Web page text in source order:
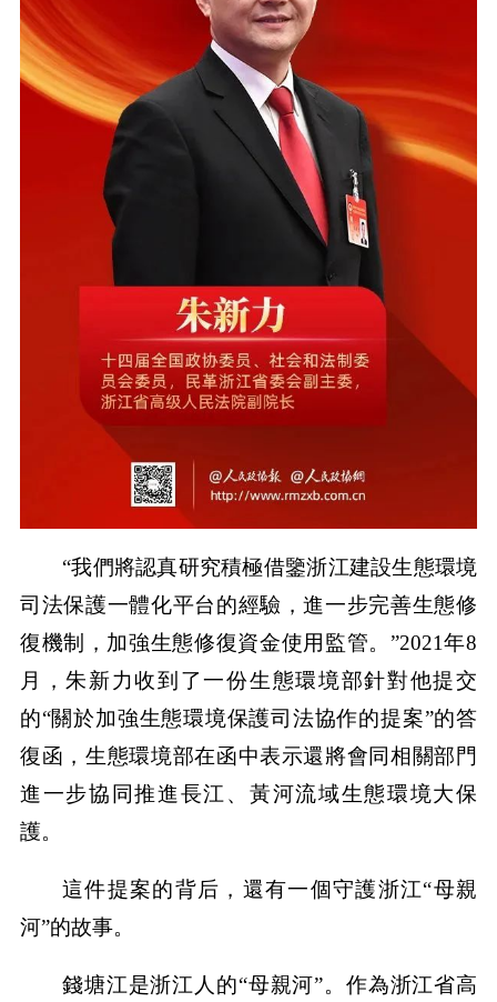
“我們將認真研究積極借鑒浙江建設生態環境
司法保護一體化平台的經驗，進一步完善生態修
復機制，加強生態修復資金使用監管。”2021年8
月，朱新力收到了一份生態環境部針對他提交
的“關於加強生態環境保護司法協作的提案”的答
復函，生態環境部在函中表示還將會同相關部門
進一步協同推進長江、黃河流域生態環境大保
護。
這件提案的背后，還有一個守護浙江“母親
河”的故事。
錢塘江是浙江人的“母親河”。作為浙江省高